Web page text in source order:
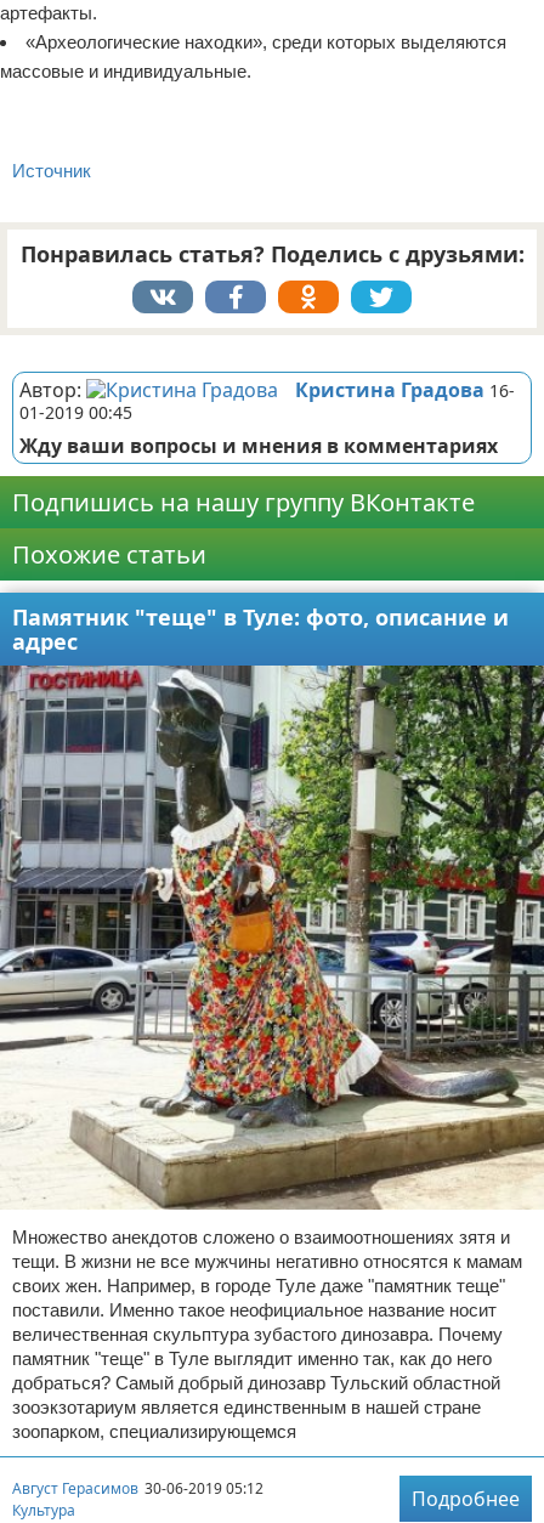
артефакты.
«Археологические находки», среди которых выделяются
массовые и индивидуальные.
Источник
Понравилась статья? Поделись с друзьями:
Автор: Кристина Градова 16-
01-2019 00:45
Жду ваши вопросы и мнения в комментариях
Подпишись на нашу группу ВКонтакте
Похожие статьи
Памятник "теще" в Туле: фото, описание и
адрес
Множество анекдотов сложено о взаимоотношениях зятя и
тещи. В жизни не все мужчины негативно относятся к мамам
своих жен. Например, в городе Туле даже "памятник теще"
поставили. Именно такое неофициальное название носит
величественная скульптура зубастого динозавра. Почему
памятник "теще" в Туле выглядит именно так, как до него
добраться? Самый добрый динозавр Тульский областной
зооэкзотариум является единственным в нашей стране
зоопарком, специализирующемся
Август Герасимов 30-06-2019 05:12
Культура
Подробнее